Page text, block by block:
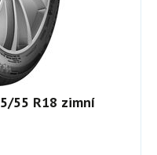
55 R18 zimní